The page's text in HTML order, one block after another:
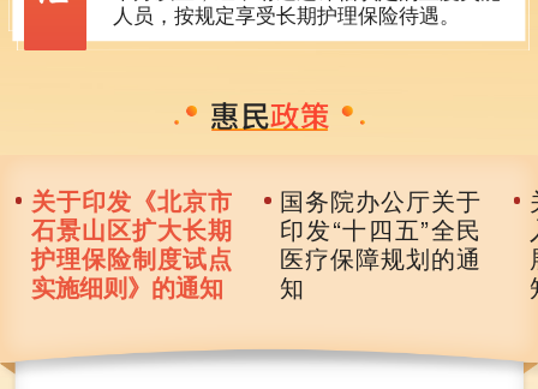
人员，按规定享受长期护理保险待遇。
关于印发《北京市
石景山区扩大长期
护理保险制度试点
实施细则》的通知
国务院办公厅关于
印发“十四五”全民
医疗保障规划的通
知